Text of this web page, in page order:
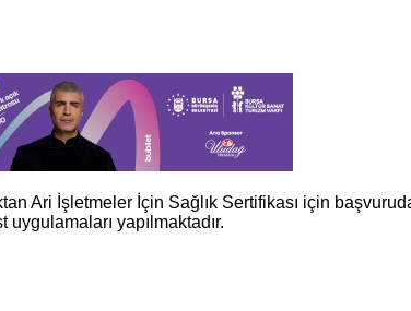
Ari İşletmeler İçin Sağlık Sertifikası için
yapılmaktadır.